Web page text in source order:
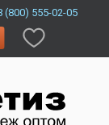
(800) 555-02-05